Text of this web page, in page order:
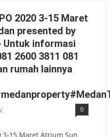
2020 3-15 Maret
presented by
Untuk informasi
2600 3811 081
rumah lainnya
0
3-15 Maret Atrium Sun